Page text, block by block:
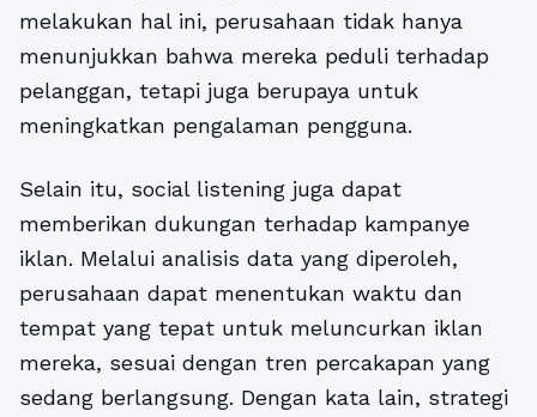
melakukan hal ini, perusahaan tidak hanya
menunjukkan bahwa mereka peduli terhadap
pelanggan, tetapi juga berupaya untuk
meningkatkan pengalaman pengguna.
Selain itu, social listening juga dapat
memberikan dukungan terhadap kampanye
iklan. Melalui analisis data yang diperoleh,
perusahaan dapat menentukan waktu dan
tempat yang tepat untuk meluncurkan iklan
mereka, sesuai dengan tren percakapan yang
sedang berlangsung. Dengan kata lain, strategi